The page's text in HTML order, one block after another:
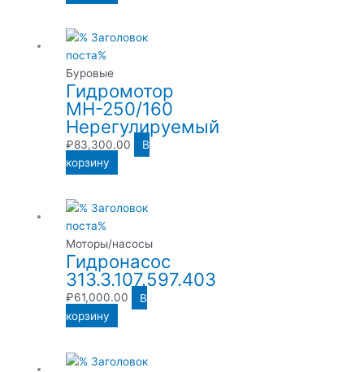
Буровые
Гидромотор
МН-250/160
Нерегулируемый
₽83,300.00
В
корзину
Моторы/насосы
Гидронасос
313.3.107.597.403
₽61,000.00
В
корзину